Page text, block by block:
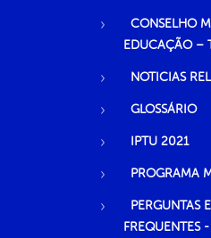
CONSELHO
EDUCAÇÃO –
NOTICIAS
GLOSSÁRIO
IPTU 2021
PROGRAMA
PERGUNTAS
FREQUENTES